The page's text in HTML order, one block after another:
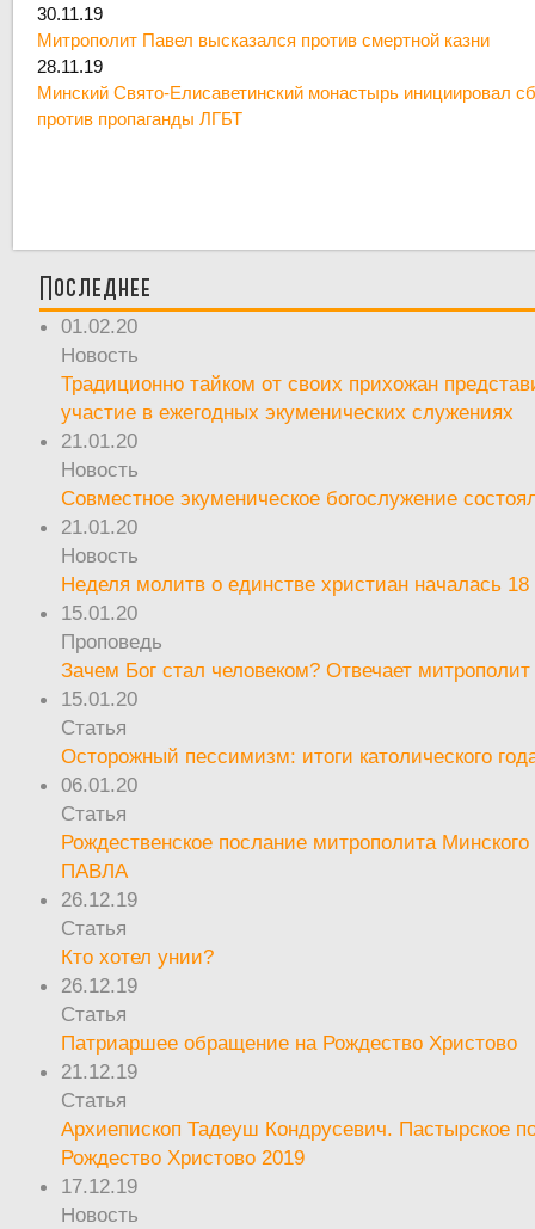
30.11.19
Митрополит Павел высказался против смертной казни
28.11.19
Минский Свято-Елисаветинский монастырь инициировал
против пропаганды ЛГБТ
Последнее
01.02.20
Новость
Традиционно тайком от своих прихожан
участие в ежегодных экуменических служениях
21.01.20
Новость
Совместное экуменическое богослужение
21.01.20
Новость
Неделя молитв о единстве христиан началась 18
15.01.20
Проповедь
Зачем Бог стал человеком? Отвечает
15.01.20
Статья
Осторожный пессимизм: итоги католического
06.01.20
Статья
Рождественское послание митрополита Минского
ПАВЛА
26.12.19
Статья
Кто хотел унии?
26.12.19
Статья
Патриаршее обращение на Рождество Христово
21.12.19
Статья
Архиепископ Тадеуш Кондрусевич. Пастырское
Рождество Христово 2019
17.12.19
Новость